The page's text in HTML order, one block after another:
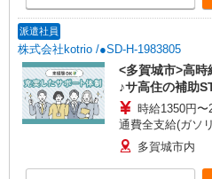
派遣社員
株式会社kotrio /●SD-H-1983805
<多賀城市>高時
♪サ高住の補助
時給1350円
通費全支給(ガソ
多賀城市内